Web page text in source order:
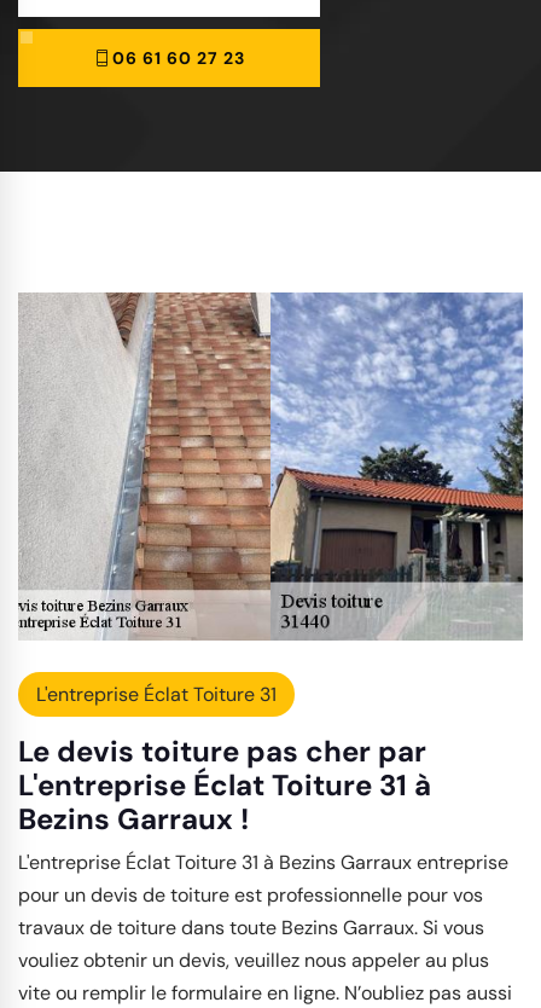
06 61 60 27 23
L'entreprise Éclat Toiture 31
Le devis toiture pas cher par
L'entreprise Éclat Toiture 31 à
Bezins Garraux !
L'entreprise Éclat Toiture 31 à Bezins Garraux entreprise
pour un devis de toiture est professionnelle pour vos
travaux de toiture dans toute Bezins Garraux. Si vous
vouliez obtenir un devis, veuillez nous appeler au plus
vite ou remplir le formulaire en ligne. N’oubliez pas aussi